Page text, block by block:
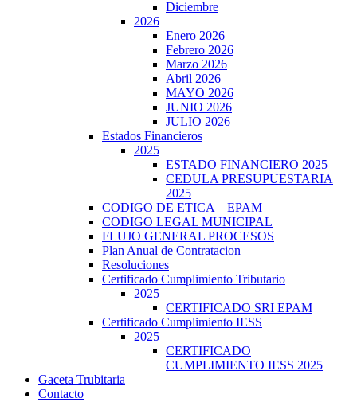
Diciembre
2026
Enero 2026
Febrero 2026
Marzo 2026
Abril 2026
MAYO 2026
JUNIO 2026
JULIO 2026
Estados Financieros
2025
ESTADO FINANCIERO 2025
CEDULA PRESUPUESTARIA
2025
CODIGO DE ETICA – EPAM
CODIGO LEGAL MUNICIPAL
FLUJO GENERAL PROCESOS
Plan Anual de Contratacion
Resoluciones
Certificado Cumplimiento Tributario
2025
CERTIFICADO SRI EPAM
Certificado Cumplimiento IESS
2025
CERTIFICADO
CUMPLIMIENTO IESS 2025
Gaceta Trubitaria
Contacto